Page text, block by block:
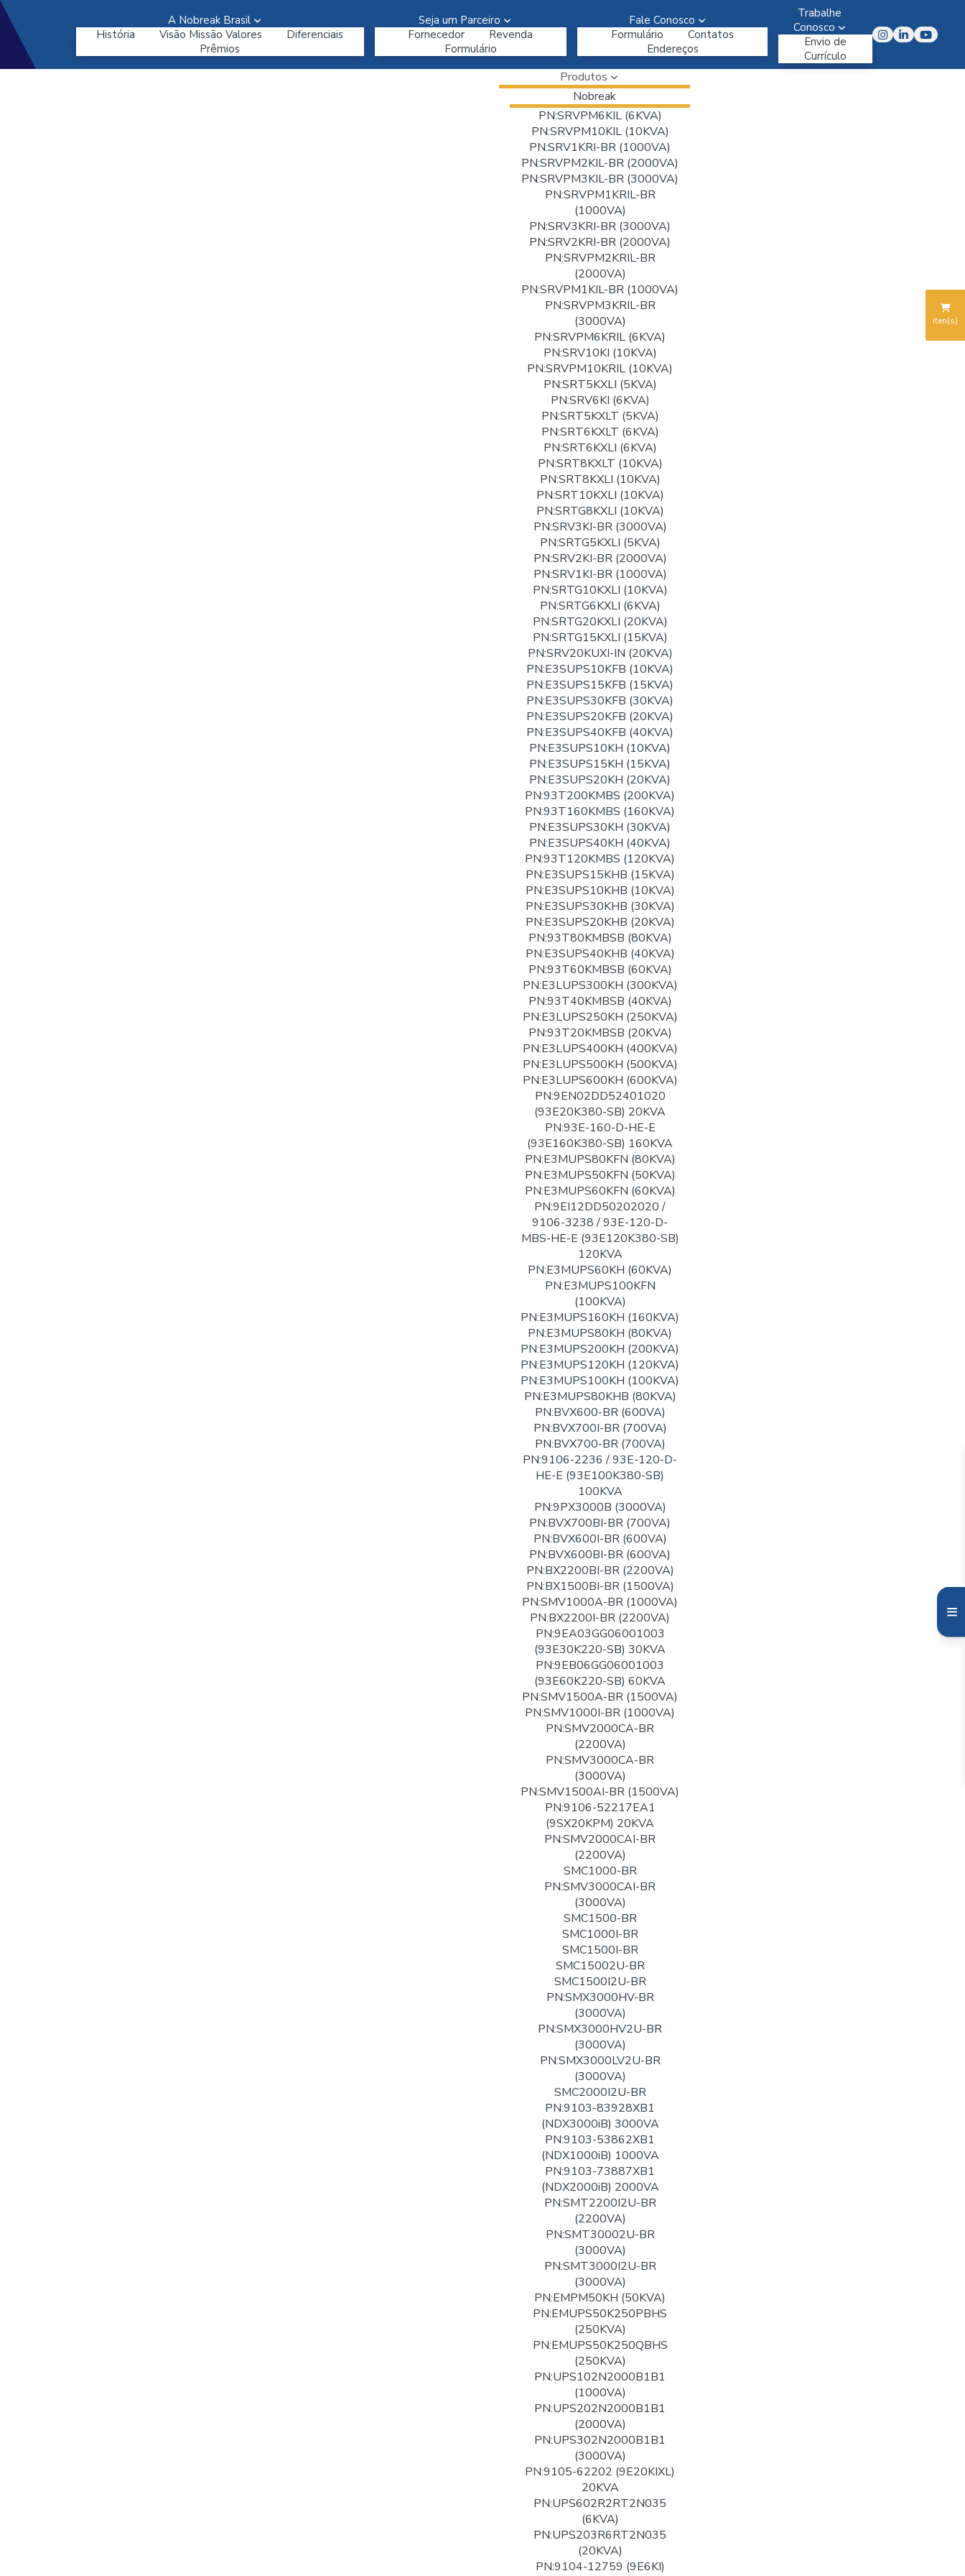
A Nobreak Brasil
História
Visão Missão Valores
Diferenciais
Prêmios
Seja um Parceiro
Fornecedor
Revenda
Formulário
Fale Conosco
Formulário
Contatos
Endereços
Trabalhe
Conosco
Envio de
Currículo
Produtos
Nobreak
PN:SRVPM6KIL (6KVA)
PN:SRVPM10KIL (10KVA)
PN:SRV1KRI-BR (1000VA)
PN:SRVPM2KIL-BR (2000VA)
PN:SRVPM3KIL-BR (3000VA)
PN:SRVPM1KRIL-BR
(1000VA)
PN:SRV3KRI-BR (3000VA)
PN:SRV2KRI-BR (2000VA)
PN:SRVPM2KRIL-BR
(2000VA)
PN:SRVPM1KIL-BR (1000VA)
PN:SRVPM3KRIL-BR
(3000VA)
PN:SRVPM6KRIL (6KVA)
PN:SRV10KI (10KVA)
PN:SRVPM10KRIL (10KVA)
PN:SRT5KXLI (5KVA)
PN:SRV6KI (6KVA)
PN:SRT5KXLT (5KVA)
PN:SRT6KXLT (6KVA)
PN:SRT6KXLI (6KVA)
PN:SRT8KXLT (10KVA)
PN:SRT8KXLI (10KVA)
PN:SRT10KXLI (10KVA)
PN:SRTG8KXLI (10KVA)
PN:SRV3KI-BR (3000VA)
PN:SRTG5KXLI (5KVA)
PN:SRV2KI-BR (2000VA)
PN:SRV1KI-BR (1000VA)
PN:SRTG10KXLI (10KVA)
PN:SRTG6KXLI (6KVA)
PN:SRTG20KXLI (20KVA)
PN:SRTG15KXLI (15KVA)
PN:SRV20KUXI-IN (20KVA)
PN:E3SUPS10KFB (10KVA)
PN:E3SUPS15KFB (15KVA)
PN:E3SUPS30KFB (30KVA)
PN:E3SUPS20KFB (20KVA)
PN:E3SUPS40KFB (40KVA)
PN:E3SUPS10KH (10KVA)
PN:E3SUPS15KH (15KVA)
PN:E3SUPS20KH (20KVA)
PN:93T200KMBS (200KVA)
PN:93T160KMBS (160KVA)
PN:E3SUPS30KH (30KVA)
PN:E3SUPS40KH (40KVA)
PN:93T120KMBS (120KVA)
PN:E3SUPS15KHB (15KVA)
PN:E3SUPS10KHB (10KVA)
PN:E3SUPS30KHB (30KVA)
PN:E3SUPS20KHB (20KVA)
PN:93T80KMBSB (80KVA)
PN:E3SUPS40KHB (40KVA)
PN:93T60KMBSB (60KVA)
PN:E3LUPS300KH (300KVA)
PN:93T40KMBSB (40KVA)
PN:E3LUPS250KH (250KVA)
PN:93T20KMBSB (20KVA)
PN:E3LUPS400KH (400KVA)
PN:E3LUPS500KH (500KVA)
PN:E3LUPS600KH (600KVA)
PN:9EN02DD52401020
(93E20K380-SB) 20KVA
PN:93E-160-D-HE-E
(93E160K380-SB) 160KVA
PN:E3MUPS80KFN (80KVA)
PN:E3MUPS50KFN (50KVA)
PN:E3MUPS60KFN (60KVA)
PN:9EI12DD50202020 /
9106-3238 / 93E-120-D-
MBS-HE-E (93E120K380-SB)
120KVA
PN:E3MUPS60KH (60KVA)
PN:E3MUPS100KFN
(100KVA)
PN:E3MUPS160KH (160KVA)
PN:E3MUPS80KH (80KVA)
PN:E3MUPS200KH (200KVA)
PN:E3MUPS120KH (120KVA)
PN:E3MUPS100KH (100KVA)
PN:E3MUPS80KHB (80KVA)
PN:BVX600-BR (600VA)
PN:BVX700I-BR (700VA)
PN:BVX700-BR (700VA)
PN:9106-2236 / 93E-120-D-
HE-E (93E100K380-SB)
100KVA
PN:9PX3000B (3000VA)
PN:BVX700BI-BR (700VA)
PN:BVX600I-BR (600VA)
PN:BVX600BI-BR (600VA)
PN:BX2200BI-BR (2200VA)
PN:BX1500BI-BR (1500VA)
PN:SMV1000A-BR (1000VA)
PN:BX2200I-BR (2200VA)
PN:9EA03GG06001003
(93E30K220-SB) 30KVA
PN:9EB06GG06001003
(93E60K220-SB) 60KVA
PN:SMV1500A-BR (1500VA)
PN:SMV1000I-BR (1000VA)
PN:SMV2000CA-BR
(2200VA)
PN:SMV3000CA-BR
(3000VA)
PN:SMV1500AI-BR (1500VA)
PN:9106-52217EA1
(9SX20KPM) 20KVA
PN:SMV2000CAI-BR
(2200VA)
SMC1000-BR
PN:SMV3000CAI-BR
(3000VA)
SMC1500-BR
SMC1000I-BR
SMC1500I-BR
SMC15002U-BR
SMC1500I2U-BR
PN:SMX3000HV-BR
(3000VA)
PN:SMX3000HV2U-BR
(3000VA)
PN:SMX3000LV2U-BR
(3000VA)
SMC2000I2U-BR
PN:9103-83928XB1
(NDX3000iB) 3000VA
PN:9103-53862XB1
(NDX1000iB) 1000VA
PN:9103-73887XB1
(NDX2000iB) 2000VA
PN:SMT2200I2U-BR
(2200VA)
PN:SMT30002U-BR
(3000VA)
PN:SMT3000I2U-BR
(3000VA)
PN:EMPM50KH (50KVA)
PN:EMUPS50K250PBHS
(250KVA)
PN:EMUPS50K250QBHS
(250KVA)
PN:UPS102N2000B1B1
(1000VA)
PN:UPS202N2000B1B1
(2000VA)
PN:UPS302N2000B1B1
(3000VA)
PN:9105-62202 (9E20KIXL)
20KVA
PN:UPS602R2RT2N035
(6KVA)
PN:UPS203R6RT2N035
(20KVA)
PN:9104-12759 (9E6KI)
iten(s)